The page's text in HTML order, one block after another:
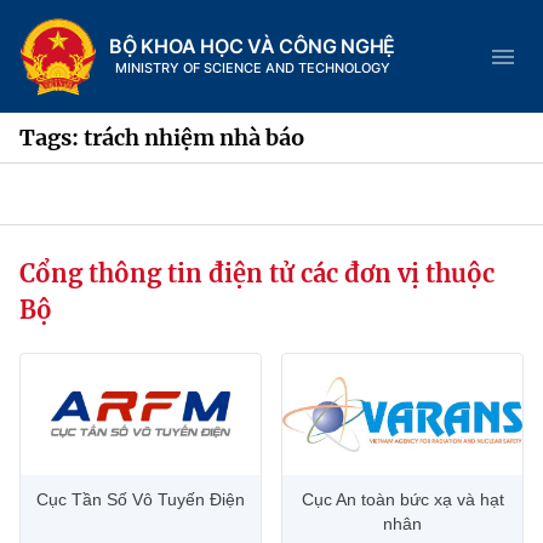
BỘ KHOA HỌC VÀ CÔNG NGHỆ
MINISTRY OF SCIENCE AND TECHNOLOGY
Trang chủ
Chức năng nhiệm vụ
Tin tức sự kiện
Hệ thống văn bản
Tags: trách nhiệm nhà báo
Cổng thông tin điện tử các đơn vị thuộc
Bộ
Cục Tần Số Vô Tuyến Điện
Cục An toàn bức xạ và hạt
nhân